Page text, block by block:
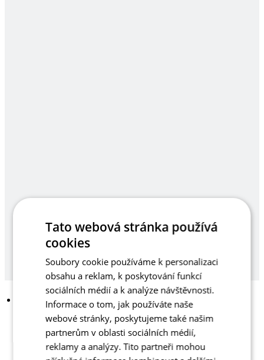
Tato webová stránka používá
cookies
Soubory cookie používáme k personalizaci
obsahu a reklam, k poskytování funkcí
sociálních médií a k analýze návštěvnosti.
Informace o tom, jak používáte naše
webové stránky, poskytujeme také našim
partnerům v oblasti sociálních médií,
reklamy a analýzy. Tito partneři mohou